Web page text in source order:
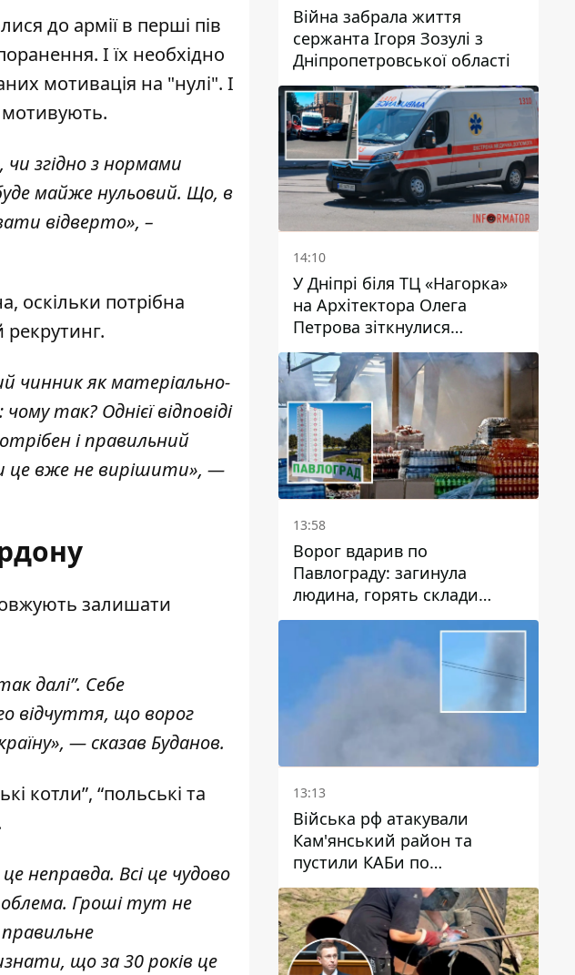
до армії в перші пів
І їх необхідно
мотивація на "нулі". І
мотивують.
згідно з нормами
майже нульовий. Що, в
відверто», –
оскільки потрібна
рекрутинг.
чинник як матеріально-
так? Однієї відповіді
і правильний
це вже не вирішити», —
залишати
далі”. Себе
відчуття, що ворог
— сказав Буданов.
котли”, “польські та
неправда. Всі це чудово
Гроші тут не
що за 30 років це
Війна забрала життя
сержанта Ігоря Зозулі з
Дніпропетровської області
14:10
У Дніпрі біля ТЦ «Нагорка»
на Архітектора Олега
Петрова зіткнулися
«швидка» та Toyota: трамваї
№5 затримуються
13:58
Ворог вдарив по
Павлограду: загинула
людина, горять склади
логістичних компаній та
13:13
Війська рф атакували
Кам'янський район та
пустили КАБи по
Павлограду: постраждав
чоловік, в небо здіймається
стовп диму